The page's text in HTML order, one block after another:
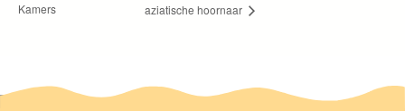
Kamers
aziatische hoornaar